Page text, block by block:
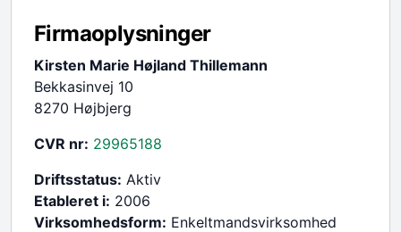
Firmaoplysninger
Kirsten Marie Højland Thillemann
Bekkasinvej 10
8270 Højbjerg
CVR nr: 29965188
Driftsstatus: Aktiv
Etableret i: 2006
Virksomhedsform: Enkeltmandsvirksomhed